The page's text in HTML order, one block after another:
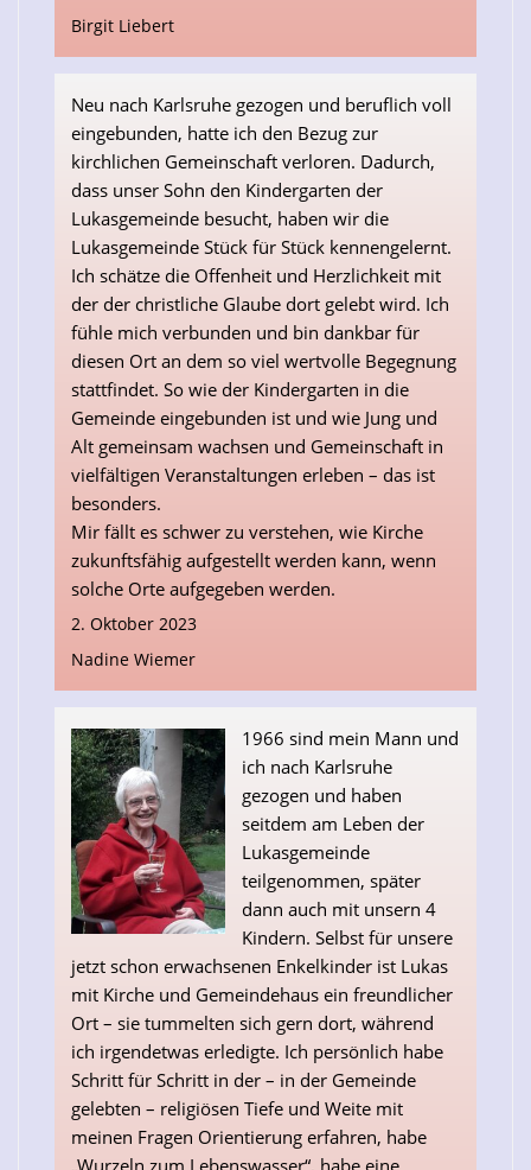
Birgit Liebert
Neu nach Karlsruhe gezogen und beruflich voll
eingebunden, hatte ich den Bezug zur
kirchlichen Gemeinschaft verloren. Dadurch,
dass unser Sohn den Kindergarten der
Lukasgemeinde besucht, haben wir die
Lukasgemeinde Stück für Stück kennengelernt.
Ich schätze die Offenheit und Herzlichkeit mit
der der christliche Glaube dort gelebt wird. Ich
fühle mich verbunden und bin dankbar für
diesen Ort an dem so viel wertvolle Begegnung
stattfindet. So wie der Kindergarten in die
Gemeinde eingebunden ist und wie Jung und
Alt gemeinsam wachsen und Gemeinschaft in
vielfältigen Veranstaltungen erleben – das ist
besonders.
Mir fällt es schwer zu verstehen, wie Kirche
zukunftsfähig aufgestellt werden kann, wenn
solche Orte aufgegeben werden.
2. Oktober 2023
Nadine Wiemer
1966 sind mein Mann und
ich nach Karlsruhe
gezogen und haben
seitdem am Leben der
Lukasgemeinde
teilgenommen, später
dann auch mit unsern 4
Kindern. Selbst für unsere
jetzt schon erwachsenen Enkelkinder ist Lukas
mit Kirche und Gemeindehaus ein freundlicher
Ort – sie tummelten sich gern dort, während
ich irgendetwas erledigte. Ich persönlich habe
Schritt für Schritt in der – in der Gemeinde
gelebten – religiösen Tiefe und Weite mit
meinen Fragen Orientierung erfahren, habe